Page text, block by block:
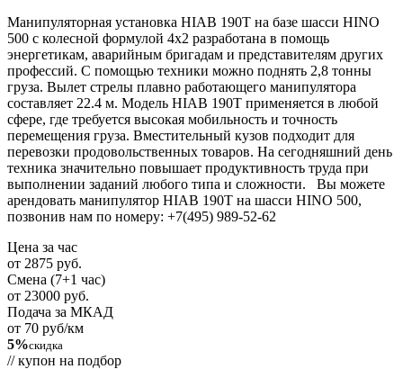
Манипуляторная установка HIAB 190T на базе шасси HINO
500 с колесной формулой 4x2 разработана в помощь
энергетикам, аварийным бригадам и представителям других
профессий. С помощью техники можно поднять 2,8 тонны
груза. Вылет стрелы плавно работающего манипулятора
составляет 22.4 м. Модель HIAB 190T применяется в любой
сфере, где требуется высокая мобильность и точность
перемещения груза. Вместительный кузов подходит для
перевозки продовольственных товаров. На сегодняшний день
техника значительно повышает продуктивность труда при
выполнении заданий любого типа и сложности. Вы можете
арендовать манипулятор HIAB 190T на шасси HINO 500,
позвонив нам по номеру: +7(495) 989-52-62
Цена за час
от 2875 руб.
Смена (7+1 час)
от 23000 руб.
Подача за МКАД
от 70 руб/км
5%скидка
// купон на подбор